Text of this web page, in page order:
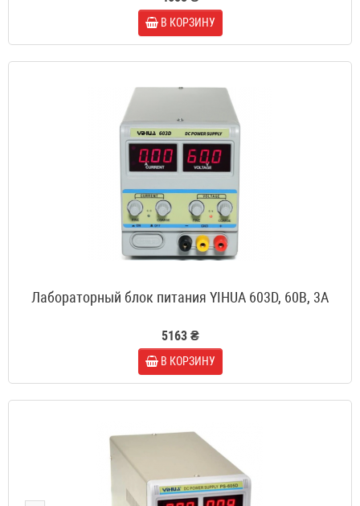
В КОРЗИНУ
Лабораторный блок питания YIHUA 603D, 60B, 3A
5163 ₴
В КОРЗИНУ